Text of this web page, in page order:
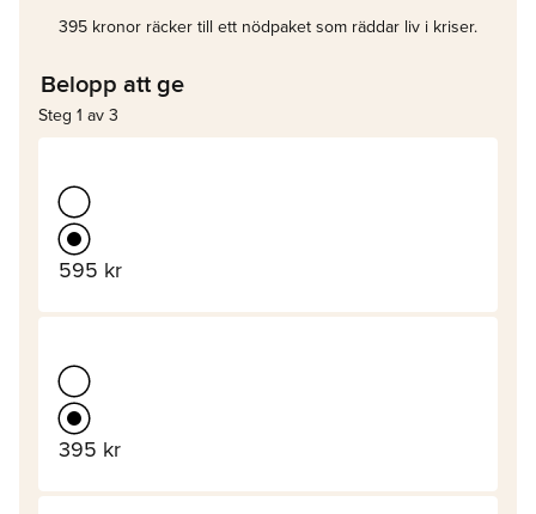
395 kronor räcker till ett nödpaket som räddar liv i kriser.
Belopp att ge
Steg 1 av 3
595 kr
395 kr